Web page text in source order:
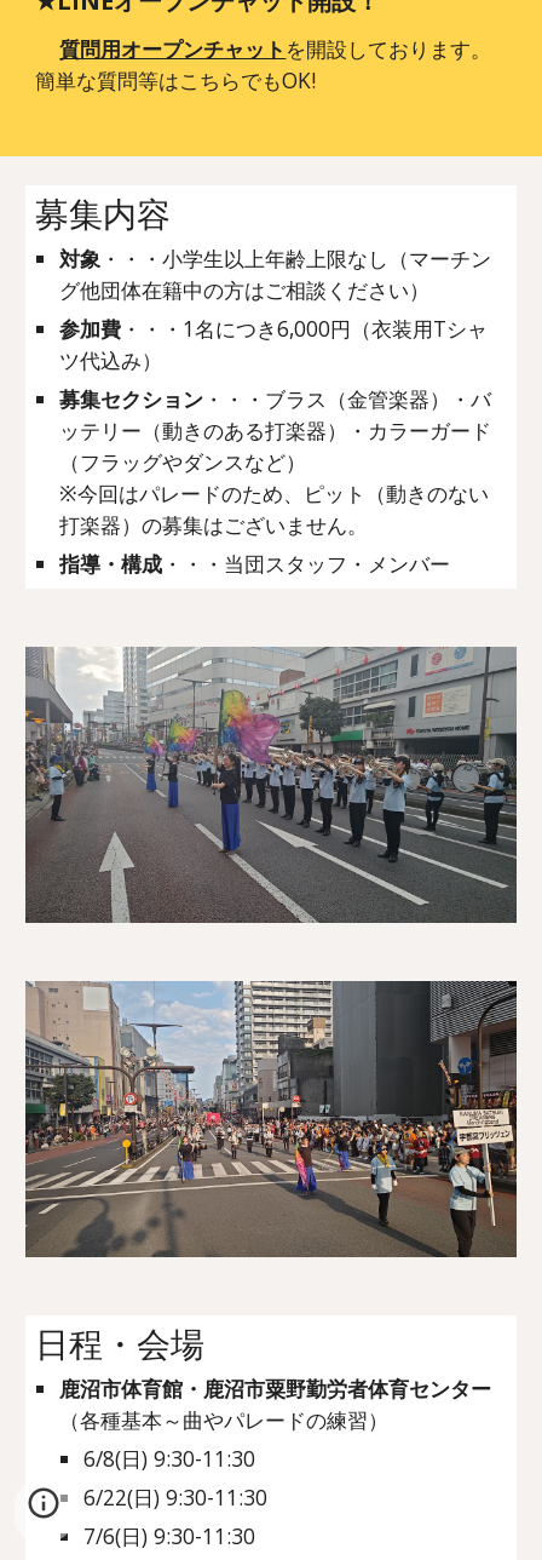
質問用オープンチャット を開設しております。
簡単な質問等はこちらでもOK!
募集内容
対象 ・・・小学生以上年齢上限なし（マーチン
グ他団体在籍中の方はご相談ください）
参加費 ・・・1名につき6,000円（衣装用Tシャ
ツ代込み）
募集セクション ・・・ブラス（金管楽器）・バ
ッテリー（動きのある打楽器）・カラーガード
（フラッグやダンスなど）
※今回はパレードのため、
ピット（動きのない
打楽器）の募集はございません。
指導・構成 ・・・当団スタッフ・メンバー
日程・会場
鹿沼市体育館・鹿沼市粟野勤労者体育センター
（各種基本～曲やパレードの練習）
6/8(日) 9:30-11:30
6/22(日) 9:30-11:30
7/6(日) 9:30-11:30